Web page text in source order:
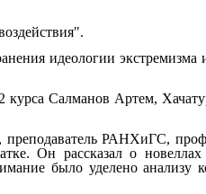
идеологии экстремизма
курса Салманов Артем,
преподаватель РАНХиГС,
Он рассказал о
было уделено анализу